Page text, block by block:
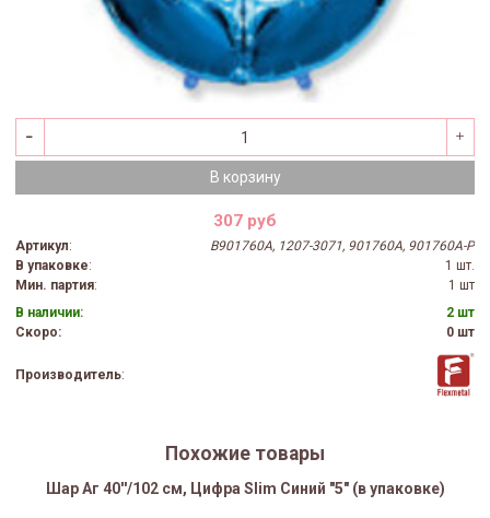
В корзину
307 руб
Артикул:
B901760A, 1207-3071, 901760A, 901760A-P
В упаковке:
1 шт.
Мин. партия:
1 шт
В наличии:
2 шт
Скоро:
0 шт
Производитель:
Похожие товары
Шар Аг 40''/102 см, Цифра Slim Синий "5" (в упаковке)